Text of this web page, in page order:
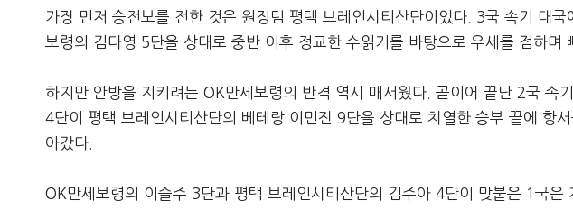
가장 먼저 승전보를 전한 것은 원정팀 평택 브레인시티산단이었다. 3국 속기 대국
보령의 김다영 5단을 상대로 중반 이후 정교한 수읽기를 바탕으로 우세를 점하며
하지만 안방을 지키려는 OK만세보령의 반격 역시 매서웠다. 곧이어 끝난 2국 속
4단이 평택 브레인시티산단의 베테랑 이민진 9단을 상대로 치열한 승부 끝에 항
아갔다.
OK만세보령의 이슬주 3단과 평택 브레인시티산단의 김주아 4단이 맞붙은 1국은